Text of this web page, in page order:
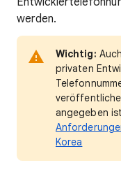
werden.
Wichtig:
privaten
angegeben
Korea